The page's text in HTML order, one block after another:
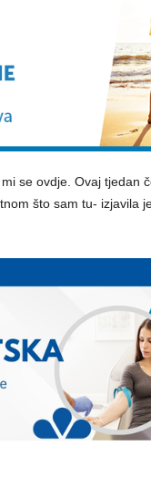
se ovdje. Ovaj tjedan
što sam tu- izjavila